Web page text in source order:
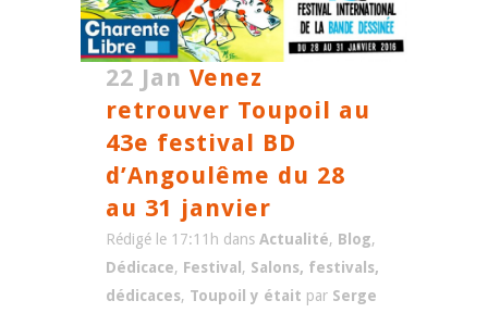
22 Jan Venez
retrouver Toupoil au
43e festival BD
d’Angoulême du 28
au 31 janvier
Rédigé le 17:11h dans Actualité, Blog,
Dédicace, Festival , Salons, festivals,
dédicaces, Toupoil y était par Serge